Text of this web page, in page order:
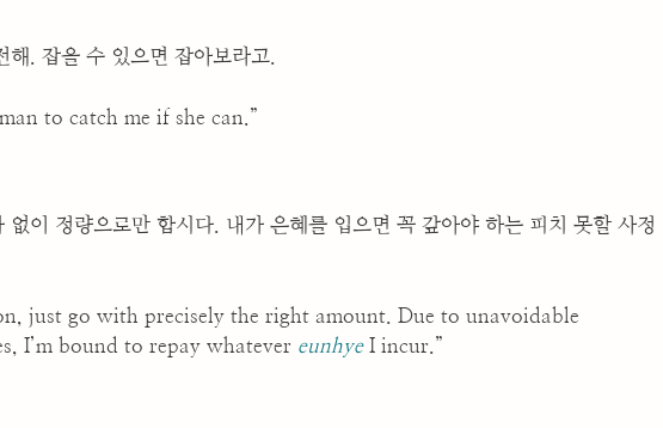
해. 잡을 수 있으면 잡아보라고.
to catch me if she can.”
없이 정량으로만 합시다. 내가 은혜를 입으면 꼭 갚아야 하는 피치 못할 사정
just go with precisely the right amount. Due to unavoidable
I’m bound to repay whatever eunhyeI incur.”